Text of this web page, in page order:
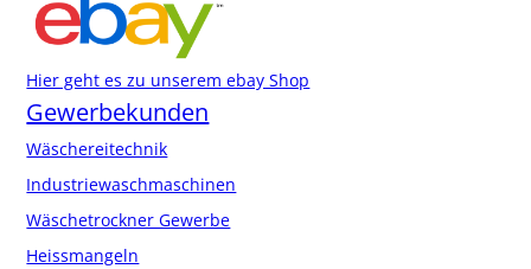
Hier geht es zu unserem ebay Shop
Gewerbekunden
Wäschereitechnik
Industriewaschmaschinen
Wäschetrockner Gewerbe
Heissmangeln